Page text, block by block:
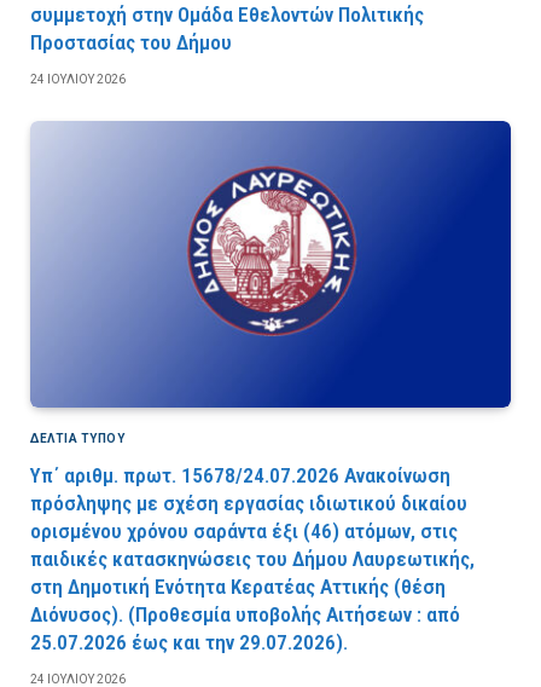
συμμετοχή στην Ομάδα Εθελοντών Πολιτικής
Προστασίας του Δήμου
24 ΙΟΥΛΊΟΥ 2026
ΔΕΛΤΙΑ ΤΥΠΟΥ
Υπ΄ αριθμ. πρωτ. 15678/24.07.2026 Ανακοίνωση
πρόσληψης με σχέση εργασίας ιδιωτικού δικαίου
ορισμένου χρόνου σαράντα έξι (46) ατόμων, στις
παιδικές κατασκηνώσεις του Δήμου Λαυρεωτικής,
στη Δημοτική Ενότητα Κερατέας Αττικής (θέση
Διόνυσος). (Προθεσμία υποβολής Αιτήσεων : από
25.07.2026 έως και την 29.07.2026).
24 ΙΟΥΛΊΟΥ 2026